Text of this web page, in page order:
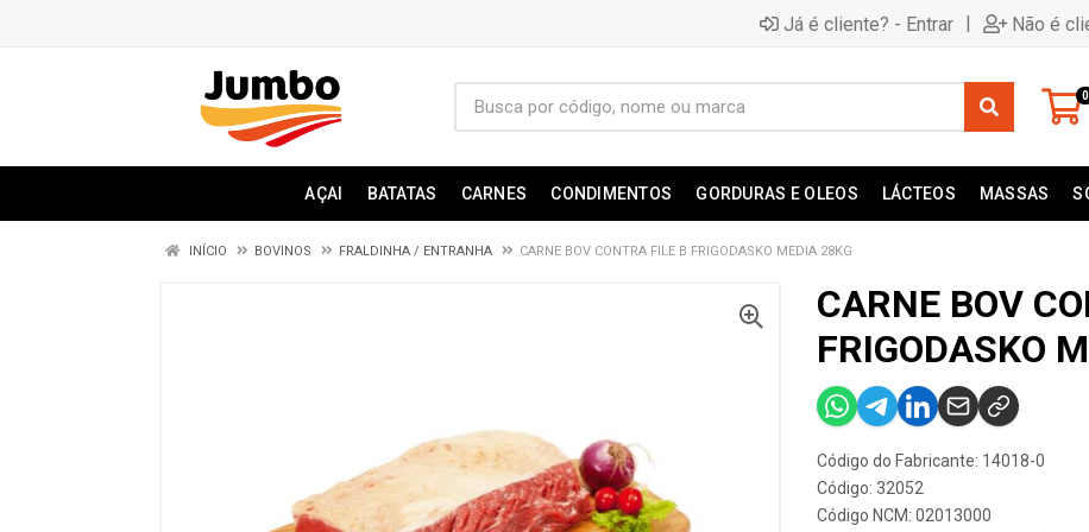
Já é cliente? - Entrar | Não é
0
AÇAI BATATAS CARNES CONDIMENTOS GORDURAS E OLEOS LÁCTEOS MASSAS
INÍCIO BOVINOS FRALDINHA / ENTRANHA CARNE BOV CONTRA FILE B FRIGODASKO MEDIA 28KG
CARNE BOV
FRIGODASKO
Código do Fabricante: 14018-0
Código: 32052
Código NCM: 02013000